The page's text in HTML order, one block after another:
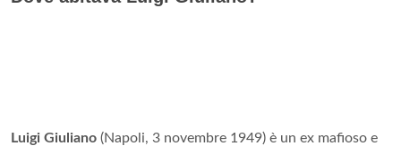
Luigi Giuliano (Napoli, 3 novembre 1949) è un ex mafioso e